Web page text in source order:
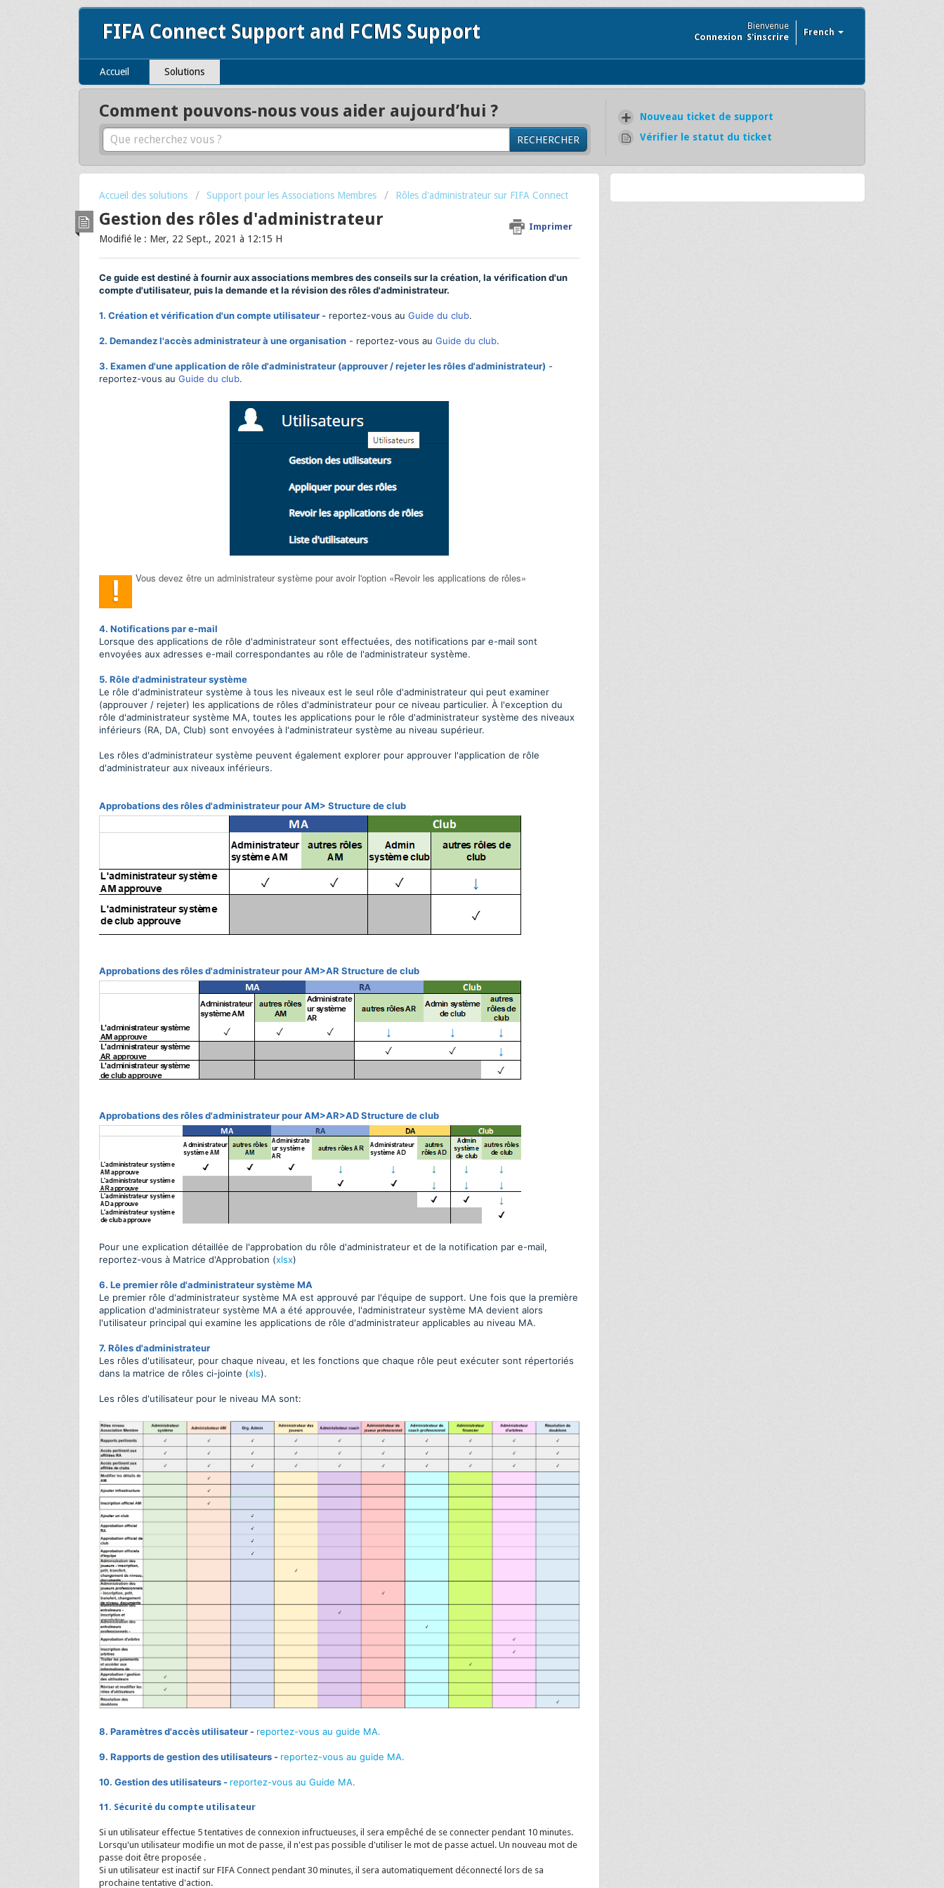
FIFA Connect Support and FCMS Support French
Bienvenue
Connexion S'inscrire
Accueil Solutions
Comment pouvons-nous vous aider aujourd’hui ?
RECHERCHER
Nouveau ticket de support
Vérifier le statut du ticket
Accueil des solutions Support pour les Associations Membres Rôles d'administrateur sur FIFA Connect
Gestion des rôles d'administrateur Imprimer
Modifié le : Mer, 22 Sept., 2021 à 12:15 H
Ce guide est destiné à fournir aux associations membres des conseils sur la création, la vérification d'un
compte d'utilisateur, puis la demande et la révision des rôles d'administrateur.
1. Création et vérification d'un compte utilisateur - reportez-vous au Guide du club.
2. Demandez l'accès administrateur à une organisation - reportez-vous au Guide du club.
3. Examen d'une application de rôle d'administrateur (approuver / rejeter les rôles d'administrateur) -
reportez-vous au Guide du club.
Vous devez être un administrateur système pour avoir l'option «Revoir les applications de rôles»
4. Notifications par e-mail
Lorsque des applications de rôle d'administrateur sont effectuées, des notifications par e-mail sont
envoyées aux adresses e-mail correspondantes au rôle de l'administrateur système.
5. Rôle d'administrateur système
Le rôle d'administrateur système à tous les niveaux est le seul rôle d'administrateur qui peut examiner
(approuver / rejeter) les applications de rôles d'administrateur pour ce niveau particulier. À l'exception du
rôle d'administrateur système MA, toutes les applications pour le rôle d'administrateur système des niveaux
inférieurs (RA, DA, Club) sont envoyées à l'administrateur système au niveau supérieur.
Les rôles d'administrateur système peuvent également explorer pour approuver l'application de rôle
d'administrateur aux niveaux inférieurs.
Approbations des rôles d'administrateur pour AM> Structure de club
Approbations des rôles d'administrateur pour AM>AR Structure de club
Approbations des rôles d'administrateur pour AM>AR>AD Structure de club
Pour une explication détaillée de l'approbation du rôle d'administrateur et de la notification par e-mail,
reportez-vous à Matrice d'Approbation (xlsx)
6. Le premier rôle d'administrateur système MA
Le premier rôle d'administrateur système MA est approuvé par l'équipe de support. Une fois que la première
application d'administrateur système MA a été approuvée, l'administrateur système MA devient alors
l'utilisateur principal qui examine les applications de rôle d'administrateur applicables au niveau MA.
7. Rôles d'administrateur
Les rôles d'utilisateur, pour chaque niveau, et les fonctions que chaque rôle peut exécuter sont répertoriés
dans la matrice de rôles ci-jointe (xls).
Les rôles d'utilisateur pour le niveau MA sont:
8. Paramètres d'accès utilisateur - reportez-vous au guide MA.
9. Rapports de gestion des utilisateurs - reportez-vous au guide MA.
10. Gestion des utilisateurs - reportez-vous au Guide MA.
11. Sécurité du compte utilisateur
Si un utilisateur effectue 5 tentatives de connexion infructueuses, il sera empêché de se connecter pendant 10 minutes.
Lorsqu'un utilisateur modifie un mot de passe, il n'est pas possible d'utiliser le mot de passe actuel. Un nouveau mot de
passe doit être proposée .
Si un utilisateur est inactif sur FIFA Connect pendant 30 minutes, il sera automatiquement déconnecté lors de sa
prochaine tentative d'action.